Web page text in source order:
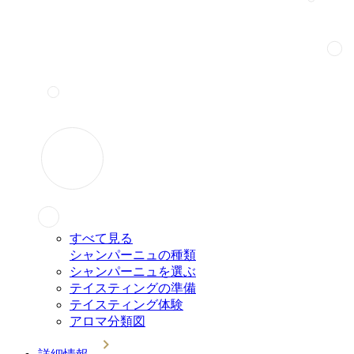
すべて見る
シャンパーニュの種類
シャンパーニュを選ぶ
テイスティングの準備
テイスティング体験
アロマ分類図